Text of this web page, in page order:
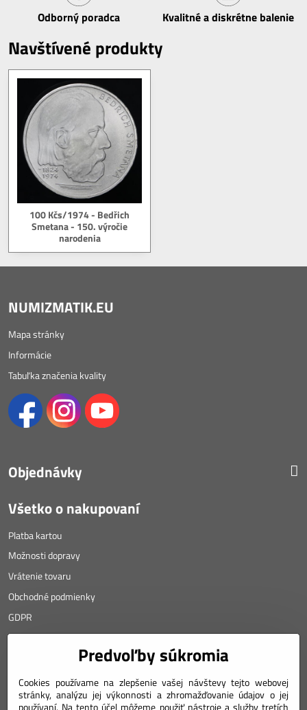
Odborný poradca Kvalitné a diskrétne balenie
Navštívené produkty
100 Kčs/1974 - Bedřich
Smetana - 150. výročie
narodenia
NUMIZMATIK.EU
Mapa stránky
Informácie
Tabuľka značenia kvality
Objednávky
Všetko o nakupovaní
Platba kartou
Možnosti dopravy
Vrátenie tovaru
Obchodné podmienky
GDPR
Angyalova 461/75
967 01 Kremnica
Predvoľby súkromia
Cookies používame na zlepšenie vašej návštevy tejto webovej
stránky, analýzu jej výkonnosti a zhromažďovanie údajov o jej
používaní. Na tento účel môžeme použiť nástroje a služby tretích